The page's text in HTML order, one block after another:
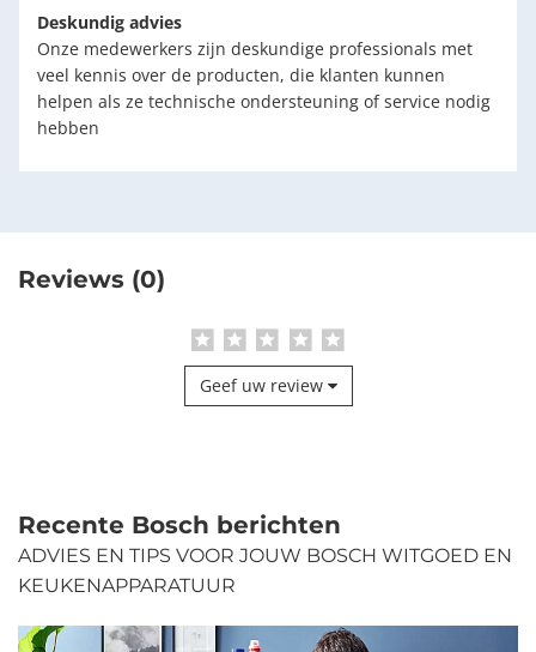
Deskundig advies
Onze medewerkers zijn deskundige professionals met
veel kennis over de producten, die klanten kunnen
helpen als ze technische ondersteuning of service nodig
hebben
Reviews (0)
Geef uw review
Recente Bosch berichten
ADVIES EN TIPS VOOR JOUW BOSCH WITGOED EN
KEUKENAPPARATUUR